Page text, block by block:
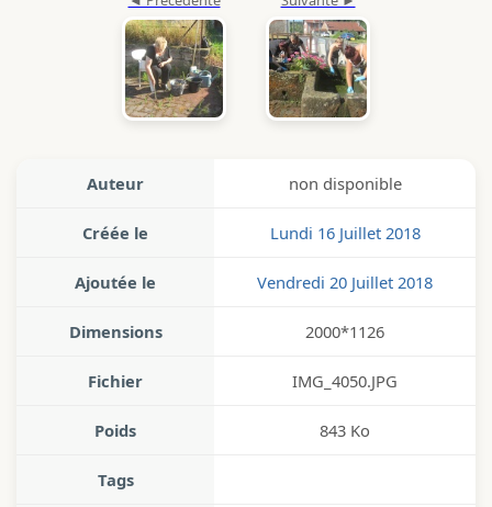
Auteur non disponible
Créée le Lundi 16 Juillet 2018
Ajoutée le Vendredi 20 Juillet 2018
Dimensions 2000*1126
Fichier IMG_4050.JPG
Poids 843 Ko
Tags